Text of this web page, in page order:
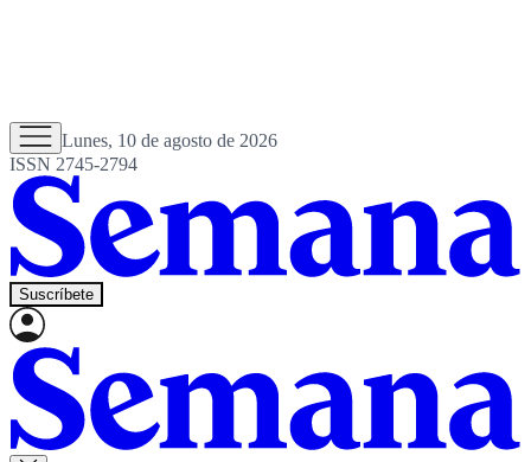
Lunes, 10 de agosto de 2026
ISSN 2745-2794
Suscríbete